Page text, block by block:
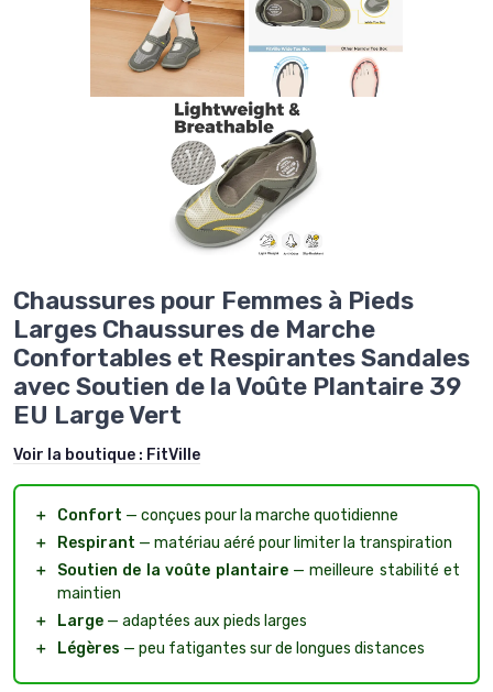
Chaussures pour Femmes à Pieds
Larges Chaussures de Marche
Confortables et Respirantes Sandales
avec Soutien de la Voûte Plantaire 39
EU Large Vert
Voir la boutique : FitVille
＋ Confort — conçues pour la marche quotidienne
＋
Respirant — matériau aéré pour limiter la transpiration
＋
Soutien de la voûte plantaire— meilleure stabilité et
maintien
＋
Large — adaptées aux pieds larges
＋
Légères — peu fatigantes sur de longues distances